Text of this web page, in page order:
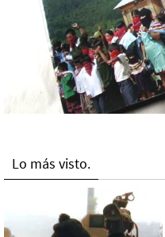
Lo más visto.